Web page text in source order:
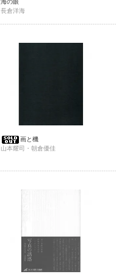
海の眼
長倉洋海
画と機
山本耀司・朝倉優佳